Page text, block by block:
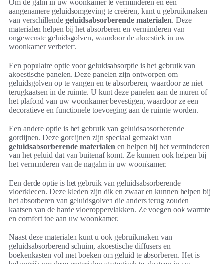
Om de galm in uw woonkamer te verminderen en een
aangenamere geluidsomgeving te creëren, kunt u gebruikmaken
van verschillende geluidsabsorberende materialen. Deze
materialen helpen bij het absorberen en verminderen van
ongewenste geluidsgolven, waardoor de akoestiek in uw
woonkamer verbetert.
Een populaire optie voor geluidsabsorptie is het gebruik van
akoestische panelen. Deze panelen zijn ontworpen om
geluidsgolven op te vangen en te absorberen, waardoor ze niet
terugkaatsen in de ruimte. U kunt deze panelen aan de muren of
het plafond van uw woonkamer bevestigen, waardoor ze een
decoratieve en functionele toevoeging aan de ruimte worden.
Een andere optie is het gebruik van geluidsabsorberende
gordijnen. Deze gordijnen zijn speciaal gemaakt van
geluidsabsorberende materialen en helpen bij het verminderen
van het geluid dat van buitenaf komt. Ze kunnen ook helpen bij
het verminderen van de nagalm in uw woonkamer.
Een derde optie is het gebruik van geluidsabsorberende
vloerkleden. Deze kleden zijn dik en zwaar en kunnen helpen bij
het absorberen van geluidsgolven die anders terug zouden
kaatsen van de harde vloeroppervlakken. Ze voegen ook warmte
en comfort toe aan uw woonkamer.
Naast deze materialen kunt u ook gebruikmaken van
geluidsabsorberend schuim, akoestische diffusers en
boekenkasten vol met boeken om geluid te absorberen. Het is